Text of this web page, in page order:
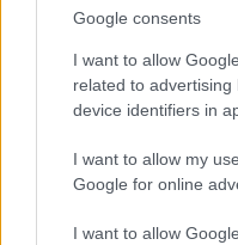
Google consents
I want to allow
related to
device identifiers in
I want to allow my
Google for online
I want to allow
Lgbtq News
NL Newz